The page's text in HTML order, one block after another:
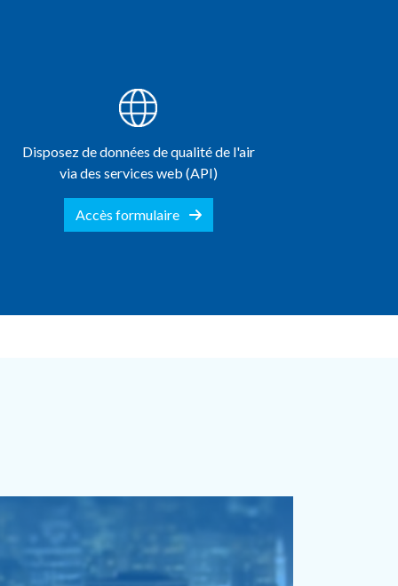
Disposez de données de qualité de l'air
via des services web (API)
Accès formulaire